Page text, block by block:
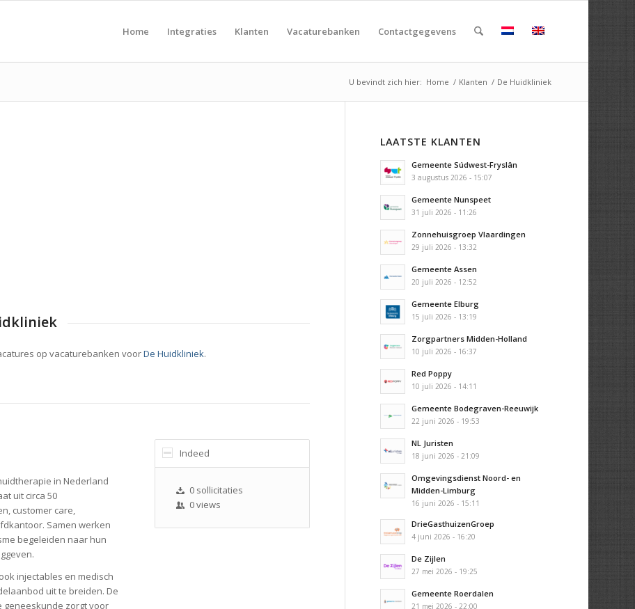
Home Integraties Klanten Vacaturebanken Contactgegevens
U bevindt zich hier: Home / Klanten / De Huidkliniek
op vacaturebanken voorDe Huidkliniek.
in Nederland
uit circa 50
customer care,
Samen werken
begeleiden naar hun
injectables en medisch
uit te breiden. De
geneeskunde zorgt voor
Indeed
0 sollicitaties
0 views
LAATSTE KLANTEN
Gemeente Súdwest-Fryslân
3 augustus 2026 - 15:07
Gemeente Nunspeet
31 juli 2026 - 11:26
Zonnehuisgroep Vlaardingen
29 juli 2026 - 13:32
Gemeente Assen
20 juli 2026 - 12:52
Gemeente Elburg
15 juli 2026 - 13:19
Zorgpartners Midden-Holland
10 juli 2026 - 16:37
Red Poppy
10 juli 2026 - 14:11
Gemeente Bodegraven-Reeuwijk
22 juni 2026 - 19:53
NL Juristen
18 juni 2026 - 21:09
Omgevingsdienst Noord- en
Midden-Limburg
16 juni 2026 - 15:11
DrieGasthuizenGroep
4 juni 2026 - 16:20
De Zijlen
27 mei 2026 - 19:25
Gemeente Roerdalen
21 mei 2026 - 22:00